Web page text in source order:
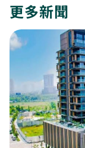
更多新聞